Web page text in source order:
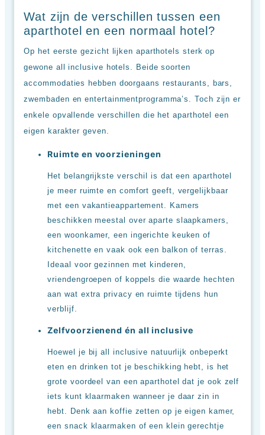
Wat zijn de verschillen tussen een
aparthotel en een normaal hotel?
Op het eerste gezicht lijken aparthotels sterk op
gewone all inclusive hotels. Beide soorten
accommodaties hebben doorgaans restaurants, bars,
zwembaden en entertainmentprogramma’s. Toch zijn er
enkele opvallende verschillen die het aparthotel een
eigen karakter geven.
Ruimte en voorzieningen
Het belangrijkste verschil is dat een aparthotel
je meer ruimte en comfort geeft, vergelijkbaar
met een vakantieappartement. Kamers
beschikken meestal over aparte slaapkamers,
een woonkamer, een ingerichte keuken of
kitchenette en vaak ook een balkon of terras.
Ideaal voor gezinnen met kinderen,
vriendengroepen of koppels die waarde hechten
aan wat extra privacy en ruimte tijdens hun
verblijf.
Zelfvoorzienend én all inclusive
Hoewel je bij all inclusive natuurlijk onbeperkt
eten en drinken tot je beschikking hebt, is het
grote voordeel van een aparthotel dat je ook zelf
iets kunt klaarmaken wanneer je daar zin in
hebt. Denk aan koffie zetten op je eigen kamer,
een snack klaarmaken of een klein gerechtje